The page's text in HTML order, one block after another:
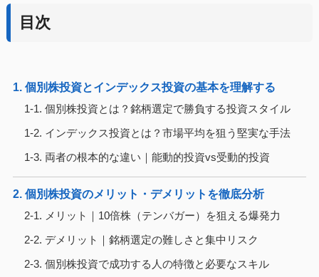
目次
1. 個別株投資とインデックス投資の基本を理解する
1-1. 個別株投資とは？銘柄選定で勝負する投資スタイル
1-2. インデックス投資とは？市場平均を狙う堅実な手法
1-3. 両者の根本的な違い｜能動的投資vs受動的投資
2. 個別株投資のメリット・デメリットを徹底分析
2-1. メリット｜10倍株（テンバガー）を狙える爆発力
2-2. デメリット｜銘柄選定の難しさと集中リスク
2-3. 個別株投資で成功する人の特徴と必要なスキル